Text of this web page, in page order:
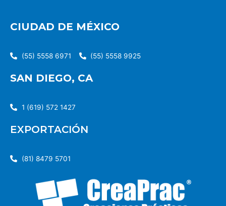
CIUDAD DE MÉXICO
(55) 5558 6971 (55) 5558 9925
SAN DIEGO, CA
1 (619) 572 1427
EXPORTACIÓN
(81) 8479 5701